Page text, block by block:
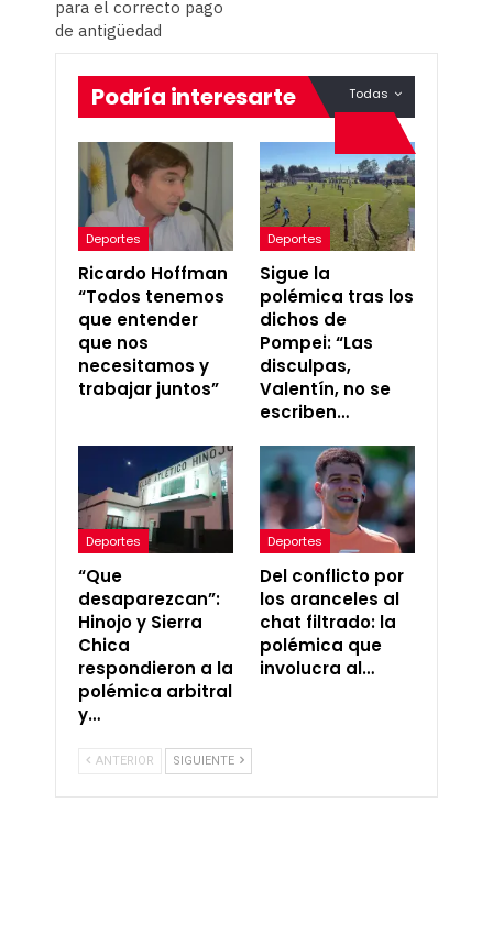
para el correcto pago
de antigüedad
Todas
Podría interesarte
Deportes
Ricardo Hoffman
“Todos tenemos
que entender
que nos
necesitamos y
trabajar juntos”
Deportes
Sigue la
polémica tras los
dichos de
Pompei: “Las
disculpas,
Valentín, no se
escriben…
Deportes
“Que
desaparezcan”:
Hinojo y Sierra
Chica
respondieron a la
polémica arbitral
y…
Deportes
Del conflicto por
los aranceles al
chat filtrado: la
polémica que
involucra al…
ANTERIOR SIGUIENTE